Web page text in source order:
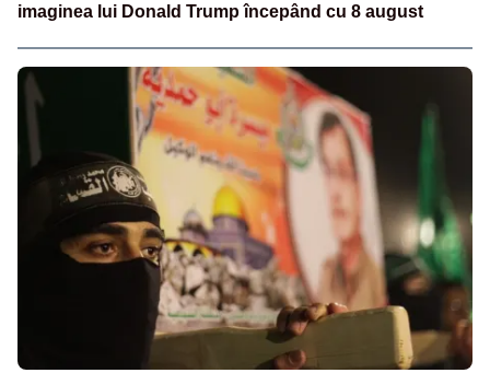
imaginea lui Donald Trump începând cu 8 august